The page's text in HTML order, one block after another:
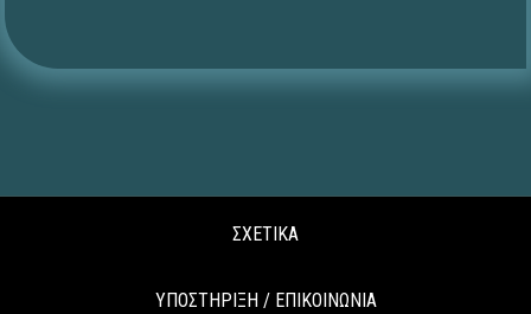
ΣΧΕΤΙΚΑ
ΥΠΟΣΤΗΡΙΞΗ / ΕΠΙΚΟΙΝΩΝΙΑ